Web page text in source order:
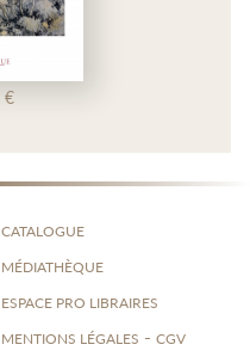
de la revue Études kurdes,
membre de l’équipe de
CNRS. Elle a écrit de
réalisée de nombreuses
l’art, membre de l’Institut
articles sur les Kurdes,
€
CATALOGUE
MÉDIATHÈQUE
ESPACE PRO LIBRAIRES
MENTIONS LÉGALES - CGV